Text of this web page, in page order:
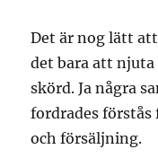
Det är nog lätt
det bara att
skörd. Ja några
fordrades
och försäljning.